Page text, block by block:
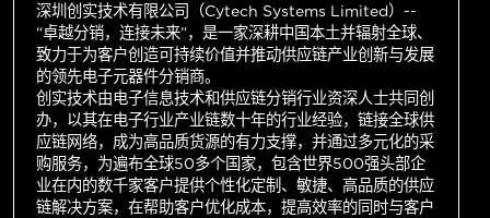
深圳创实技术有限公司（Cytech Systems Limited）--
“卓越分销，连接未来”，是一家深耕中国本土并辐射全球、
致力于为客户创造可持续价值并推动供应链产业创新与发展
的领先电子元器件分销商。
创实技术由电子信息技术和供应链分销行业资深人士共同创
办，以其在电子行业产业链数十年的行业经验，链接全球供
应链网络，成为高品质货源的有力支撑，并通过多元化的采
购服务，为遍布全球50多个国家，包含世界500强头部企
业在内的数千家客户提供个性化定制、敏捷、高品质的供应
链解决方案，在帮助客户优化成本，提高效率的同时与客户